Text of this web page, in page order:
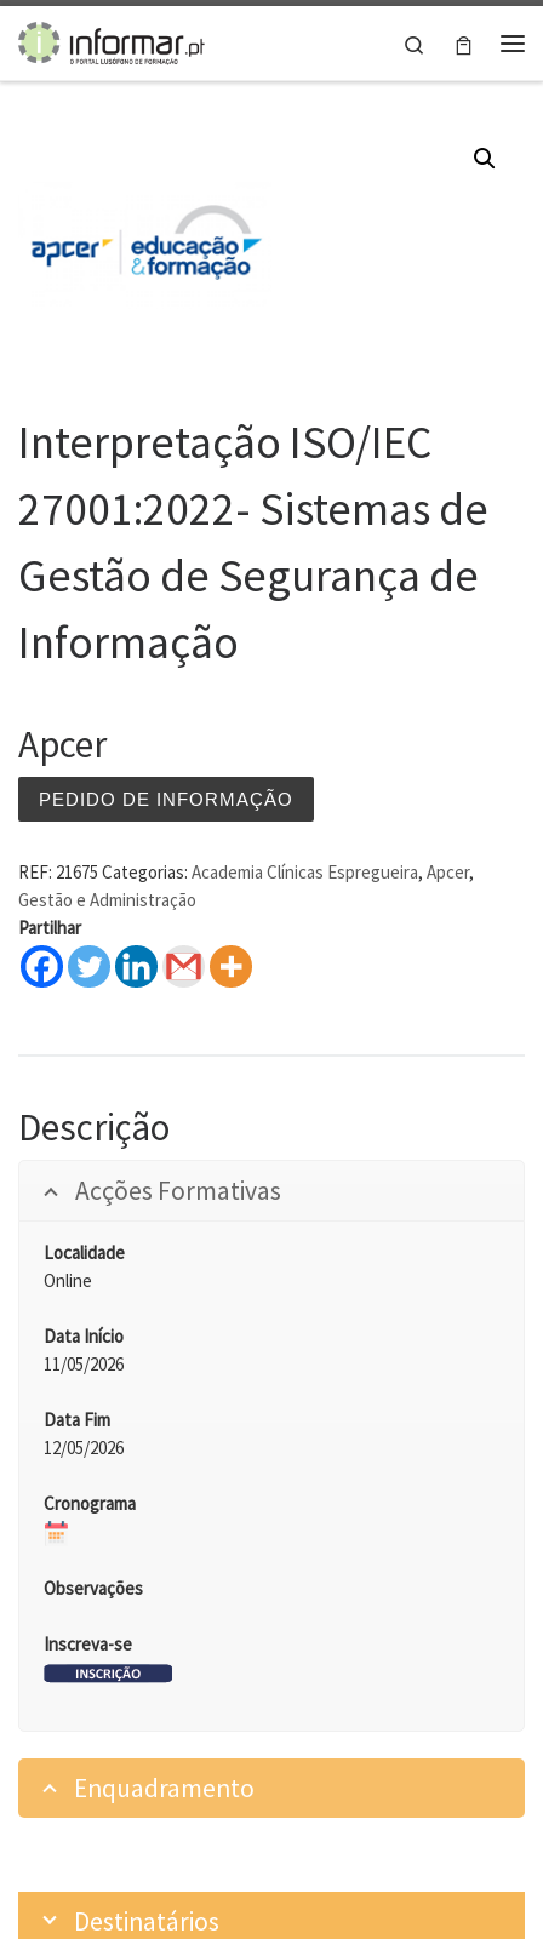
Skip to content
Search
Interpretação ISO/IEC
27001:2022- Sistemas de
Gestão de Segurança de
Informação
Apcer
PEDIDO DE INFORMAÇÃO
REF: 21675 Categorias: Academia Clínicas Espregueira, Apcer,
Gestão e Administração
Partilhar
Descrição
Acções Formativas
Localidade
Online
Data Início
11/05/2026
Data Fim
12/05/2026
Cronograma
Observações
Inscreva-se
Enquadramento
Destinatários